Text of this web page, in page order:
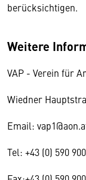
berücksichtigen.
Weitere
VAP - Verein für
Wiedner
Email:
Tel: +43 (0) 590